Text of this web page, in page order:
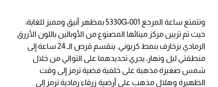
وتتمتع ساعة المرجع 5330G-001 بمظهر أنيق ومميز للغاية،
حيث تم تزيين مركز مينائها المصنوع من الأوبالين باللون الأزرق
الرمادي بزخارف بنمط كربوني. ينقسم قرص الـ 24 ساعة إلى
منطقتي ليل ونهار، يجري تحديدهما على التوالي من خلال
شمس صغيرة مذهبة على خلفية فضية ترمز إلى وقت
الظهيرة وهلال مذهب على أرضية زرقاء رمادية ترمز إلى